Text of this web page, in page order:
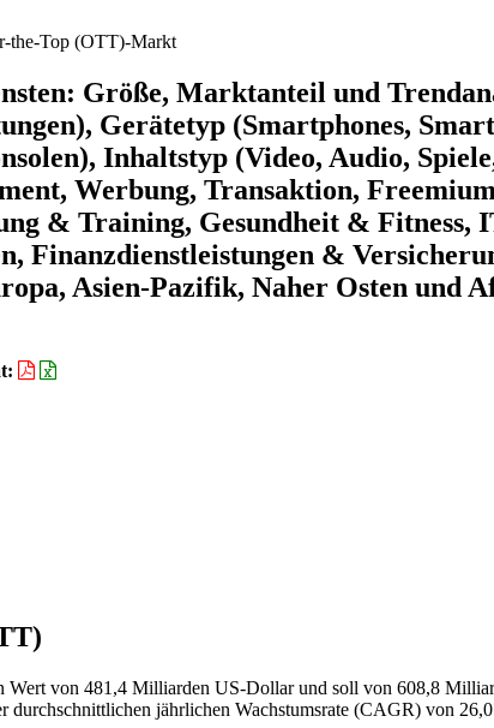
the-Top (OTT)-Markt
Größe, Marktanteil und
Gerätetyp (Smartphones,
Inhaltstyp (Video, Audio,
Werbung, Transaktion,
& Training, Gesundheit & Fitness,
Finanzdienstleistungen &
Asien-Pazifik, Naher Osten und
Wert von 481,4 Milliarden US-Dollar und soll von 608,8
jährlichen Wachstumsrate (CAGR) von